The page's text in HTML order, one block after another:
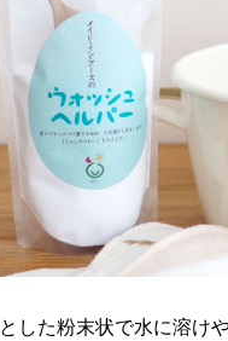
した粉末状で水に溶け